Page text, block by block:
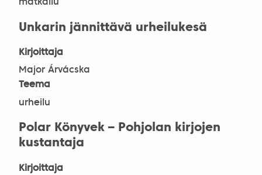
matkailu
Unkarin jännittävä urheilukesä
Kirjoittaja
Major Árvácska
Teema
urheilu
Polar Könyvek – Pohjolan kirjojen
kustantaja
Kirjoittaja